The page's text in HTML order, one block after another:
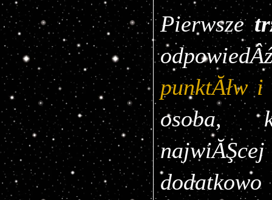
Pierwsze
punktĂłw i
osoba,
dodatkowo